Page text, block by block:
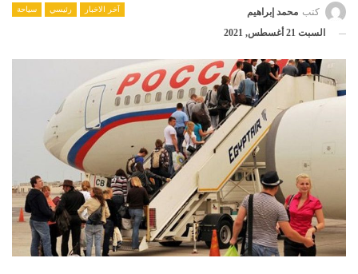
آخر الاخبار رئيسي سياحة كتب محمد إبراهيم
السبت 21 أغسطس, 2021